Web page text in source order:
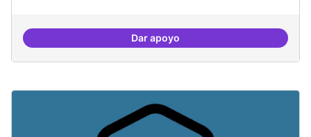
Dar apoyoGovernança oberta i multinivell